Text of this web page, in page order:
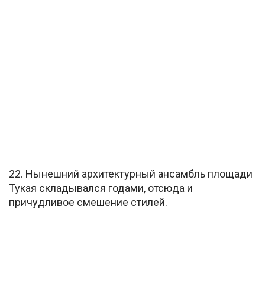
22. Нынешний архитектурный ансамбль площади
Тукая складывался годами, отсюда и
причудливое смешение стилей.